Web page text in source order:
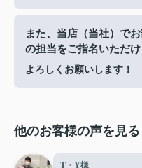
また、当店（当社）で
の担当をご指名いただけ
よろしくお願いします！
他のお客様の声を見る
T・Y様